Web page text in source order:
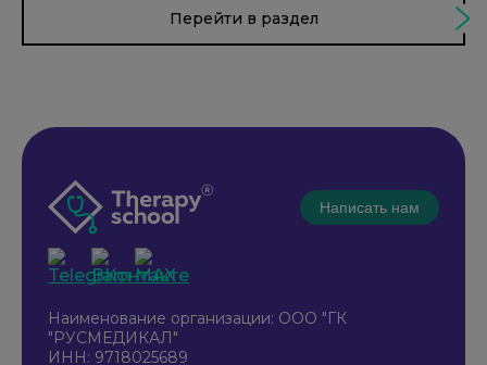
Перейти в раздел
Написать нам
Наименование организации: ООО "ГК
"РУСМЕДИКАЛ"
ИНН: 9718025689